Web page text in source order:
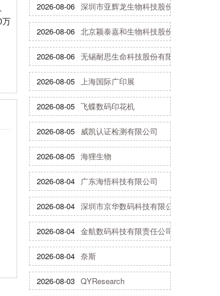
万
有限公司
2026-08-06 深圳市亚辉龙生物科技股份有限公司
2026-08-06 北京颖泰嘉和生物科技股份有限公司
2026-08-06 无锡耐思生命科技股份有限公司
2026-08-05 上海国际广印展
2026-08-05 飞蝶数码印花机
2026-08-05 威凯认证检测有限公司
2026-08-05 海狸生物
2026-08-04 广东海悟科技有限公司
2026-08-04 深圳市京华数码科技有限公司
2026-08-04 金航数码科技有限责任公司
2026-08-04 奈斯
2026-08-03 QYResearch